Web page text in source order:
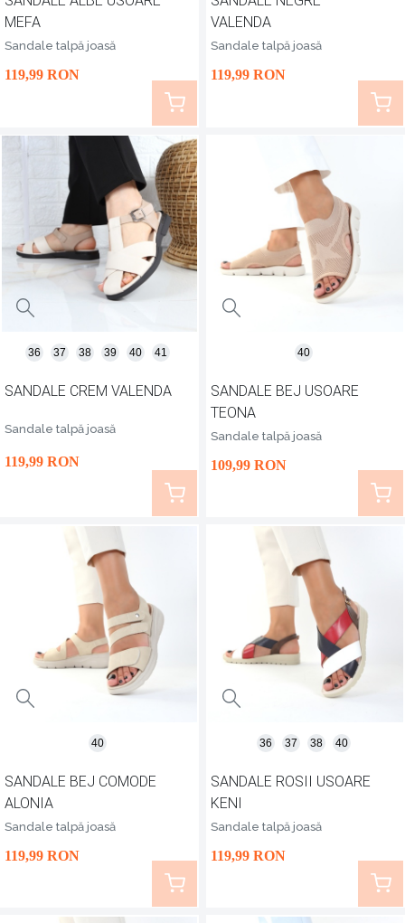
MEFA
Sandale talpă joasă
119,99 RON
VALENDA
Sandale talpă joasă
119,99 RON
SANDALE CREM VALENDA
Sandale talpă joasă
119,99 RON
36 37 38 39 40 41
SANDALE BEJ USOARE
TEONA
Sandale talpă joasă
109,99 RON
40
SANDALE BEJ COMODE
ALONIA
Sandale talpă joasă
119,99 RON
40
SANDALE ROSII USOARE
KENI
Sandale talpă joasă
119,99 RON
36 37 38 40